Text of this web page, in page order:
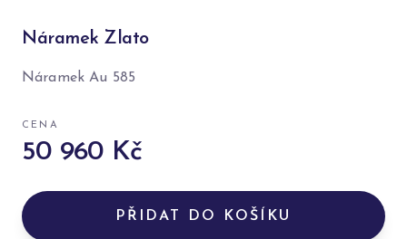
Náramek Zlato
Náramek Au 585
CENA
50 960 Kč
PŘIDAT DO KOŠÍKU